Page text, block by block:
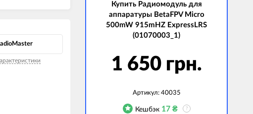
Купить Радиомодуль для
аппаратуры BetaFPV Micro
500mW 915mHZ ExpressLRS
(01070003_1)
1 650 грн.
Артикул: 40035
Кешбэк 17₴ ?